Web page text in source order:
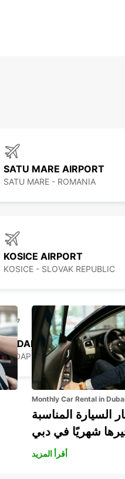
SATU MARE AIRPORT
SATU MARE - ROMANIA
KOSICE AIRPORT
KOSICE - SLOVAK REPUBLIC
BUDAPEST - HUNGARY
Monthly Car Rental in
السيارة المناسبة
شهريًا في دبي
أقرأ المزيد